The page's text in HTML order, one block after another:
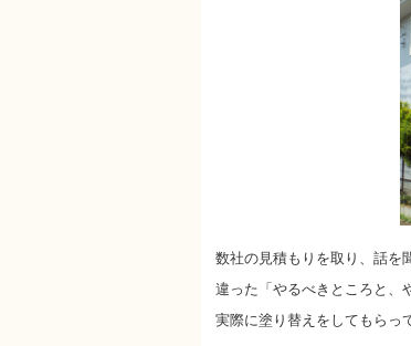
数社の見積もりを取り、話を
違った「やるべきところと、
実際に塗り替えをしてもらっ